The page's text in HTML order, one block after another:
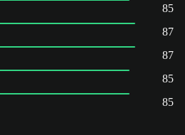
85
87
87
85
85